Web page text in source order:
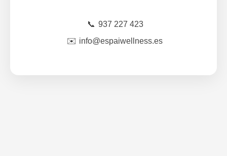
📞 937 227 423
✉️ info@espaiwellness.es